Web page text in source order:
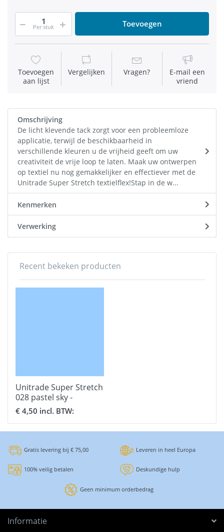
Per stuk Toevoegen
Toevoegen
aan lijst
Vergelijken Vragen?
E-mail een
vriend
Omschrijving
De licht klevende tack zorgt voor een probleemloze
applicatie, terwijl de beschikbaarheid in
verschillende kleuren u de vrijheid geeft om uw
creativiteit de vrije loop te laten. Maak uw ontwerpen
op textiel nu nog gemakkelijker en effectiever met de
Unitrade Super Stretch textielflex!Stap in de w...
Kenmerken
Verwerking
Recent bekeken producten
Unitrade Super Stretch
028 pastel sky -
formaat 30,5 x 51 cm.
€ 4,50 incl. BTW:
Gratis levering bij € 75,00 Leveren in heel Europa
100% veilig betalen Deskundige hulp
Geen minimum orderbedrag
Informatie